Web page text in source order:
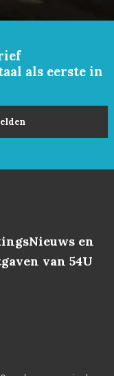
als eerste in
en
van 54U